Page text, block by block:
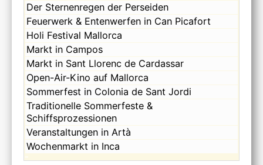
Donnerstag,
August
6th
2026
Der Sternenregen der Perseiden
Donnerstag,
August
6th
2026
Feuerwerk & Entenwerfen in Can Picafort
Donnerstag,
August
6th
2026
Holi Festival Mallorca
Donnerstag,
August
6th
2026
Markt in Campos
Donnerstag,
August
6th
2026
Markt in Sant Llorenc de Cardassar
Donnerstag,
August
6th
2026
Open-Air-Kino auf Mallorca
Donnerstag,
August
6th
2026
Sommerfest in Colonia de Sant Jordi
Donnerstag,
August
6th
2026
Traditionelle Sommerfeste &
Schiffsprozessionen
Donnerstag,
August
6th
Veranstaltungen in Artà
Donnerstag,
August
Wochenmarkt in Inca